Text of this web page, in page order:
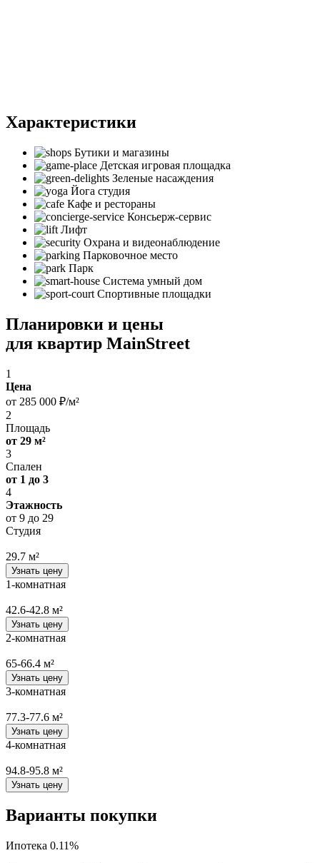
Характеристики
Бутики и магазины
Детская игровая площадка
Зеленые насаждения
Йога студия
Кафе и рестораны
Консьерж-сервис
Лифт
Охрана и видеонаблюдение
Парковочное место
Парк
Система умный дом
Спортивные площадки
Планировки и цены
для квартир MainStreet
1
Цена
от 285 000 ₽/м²
2
Площадь
от 29 м²
3
Спален
от 1 до 3
4
Этажность
от 9 до 29
Студия
29.7 м²
Узнать цену
1-комнатная
42.6-42.8 м²
Узнать цену
2-комнатная
65-66.4 м²
Узнать цену
3-комнатная
77.3-77.6 м²
Узнать цену
4-комнатная
94.8-95.8 м²
Узнать цену
Варианты покупки
Ипотека 0.11%